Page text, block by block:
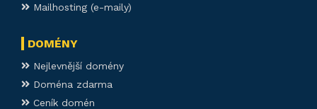
Mailhosting (e-maily)
DOMÉNY
Nejlevnější domény
Doména zdarma
Ceník domén